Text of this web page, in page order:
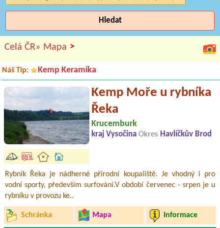
Hledat
Celá ČR» Mapa >
Náš Tip: Kemp Keramika
Kemp Moře u rybníka
Řeka
Krucemburk
kraj Vysočina Okres Havlíčkův Brod
Rybník Řeka je nádherné přírodní koupaliště. Je vhodný i pro
vodní sporty, především surfování.V období červenec - srpen je u
rybníku v provozu ke..
Schránka Mapa Informace